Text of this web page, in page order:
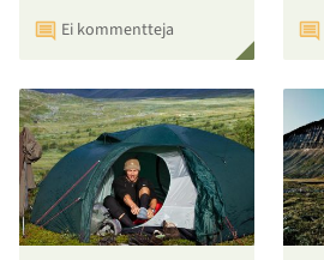
Ei kommentteja